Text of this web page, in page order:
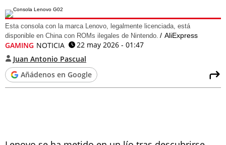
Esta consola con la marca Lenovo, legalmente licenciada, está
disponible en China con ROMs ilegales de Nintendo.
AliExpress
GAMING NOTICIA
22 may 2026 - 01:47
Juan Antonio Pascual
Añádenos en Google